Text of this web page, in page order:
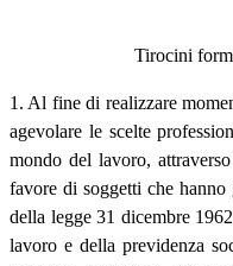
Tirocini
1. Al fine di realizzare
agevolare le scelte
mondo del lavoro,
favore di soggetti che
della legge 31 dicembre
lavoro e della previdenza